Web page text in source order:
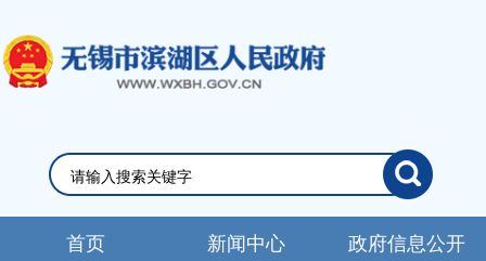
首页 新闻中心 政府信息公开